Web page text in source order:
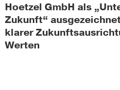
Hoetzel GmbH als
Zukunft“
klarer
Werten